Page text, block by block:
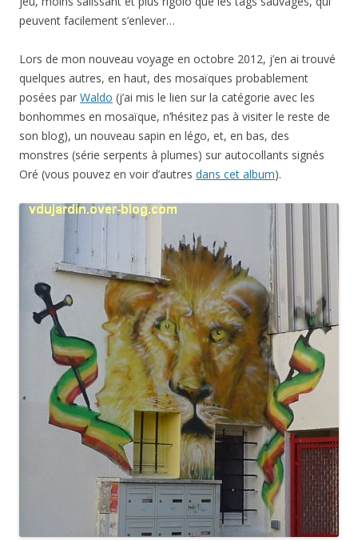
peuvent facilement s’enlever…
Lors de mon nouveau voyage en octobre 2012, j’en ai trouvé
quelques autres, en haut, des mosaïques probablement
posées par Waldo (j’ai mis le lien sur la catégorie avec les
bonhommes en mosaïque, n’hésitez pas à visiter le reste de
son blog), un nouveau sapin en légo, et, en bas, des
monstres (série serpents à plumes) sur autocollants signés
Oré (vous pouvez en voir d’autres dans cet album).